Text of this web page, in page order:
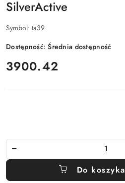
SilverActive
Symbol: ta39
Dostępność:Średnia dostępność
cena:
3900.42
Do koszyka